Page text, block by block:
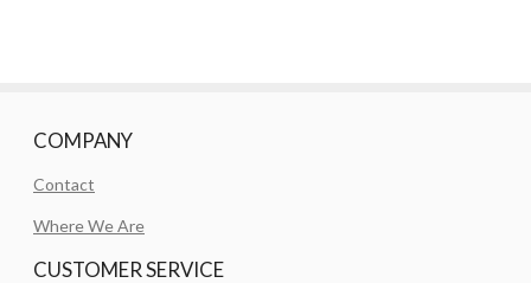
COMPANY
Contact
Where We Are
CUSTOMER SERVICE